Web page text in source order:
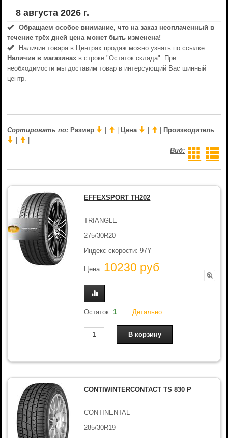
8 августа 2026 г.
Обращаем особое внимание, что на заказ неоплаченный в
течениe трёх дней цена может быть изменена!
Наличие товара в Центрах продаж можно узнать по ссылке
Наличие в магазинахв строке "Остаток склада". При
необходимости мы доставим товар в интерсующий Вас шинный
центр.
Сортировать по: Размер Цена
Производитель
Вид:
EFFEXSPORT TH202
TRIANGLE
275/30R20
Индекс скорости: 97Y
Цена: 10230 руб
Остаток: 1 Детально
CONTIWINTERCONTACT TS 830 P
CONTINENTAL
285/30R19